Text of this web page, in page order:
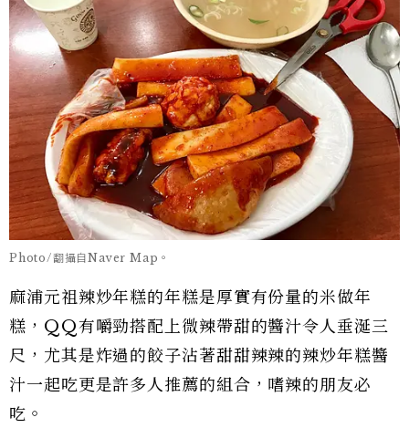
Photo/翻攝自Naver Map。
麻浦元祖辣炒年糕的年糕是厚實有份量的米做年
糕，QQ有嚼勁搭配上微辣帶甜的醬汁令人垂涎三
尺，尤其是炸過的餃子沾著甜甜辣辣的辣炒年糕醬
汁一起吃更是許多人推薦的組合，嗜辣的朋友必
吃。